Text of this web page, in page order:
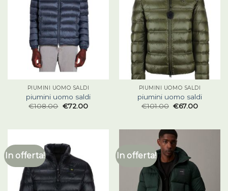
PIUMINI UOMO SALDI
piumini uomo saldi
€108.00 €72.00
PIUMINI UOMO SALDI
piumini uomo saldi
€101.00 €67.00
In offerta! In offerta!